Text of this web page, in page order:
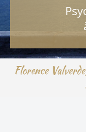
Florence